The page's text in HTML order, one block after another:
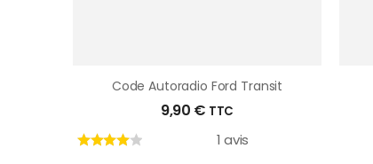
Code Autoradio Ford Transit
9,90 € TTC
1 avis